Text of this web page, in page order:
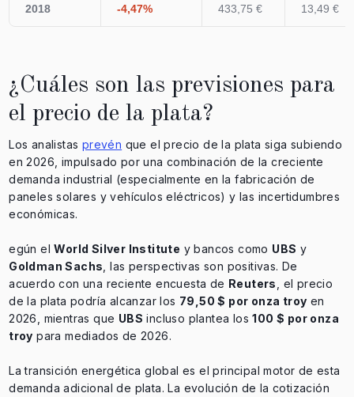
2018 -4,47% 433,75 € 13,49 €
¿Cuáles son las previsiones para
el precio de la plata?
Los analistas prevén que el precio de la plata siga subiendo
en 2026, impulsado por una combinación de la creciente
demanda industrial (especialmente en la fabricación de
paneles solares y vehículos eléctricos) y las incertidumbres
económicas.
egún elWorld Silver Institute y bancos como UBS y
Goldman Sachs , las perspectivas son positivas. De
acuerdo con una reciente encuesta de Reuters
, el precio
de la plata podría alcanzar los 79,50 $ por onza troy en
2026, mientras que UBS incluso plantea los100 $ por onza
troy para mediados de 2026.
La transición energética global es el principal motor de esta
demanda adicional de plata. La evolución de la cotización